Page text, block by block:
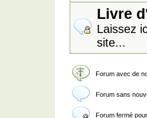
Livre
Laissez
site...
Forum avec de
Forum sans
Forum fermé